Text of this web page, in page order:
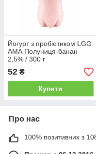
Йогурт з пробіотиком LGG
АМА Полуниця-банан
2,5% / 300 г
52 ₴
Купити
Про нас
100% позитивних з 108